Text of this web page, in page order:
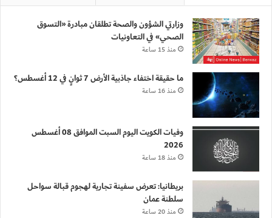
وزارتي الشؤون والصحة تطلقان مبادرة «التسوق
الصحي» في التعاونيات
منذ 15 ساعة
ما حقيقة اختفاء جاذبية الأرض 7 ثوانٍ في 12 أغسطس؟
منذ 16 ساعة
وفيات الكويت اليوم السبت الموافق 08 أغسطس
2026
منذ 18 ساعة
بريطانيا: تعرض سفينة تجارية لهجوم قبالة سواحل
سلطنة عمان
منذ 20 ساعة